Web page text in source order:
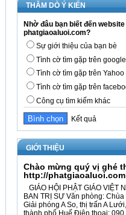
THĂM DÒ Ý KIẾN
Nhờ đâu bạn biết đến website
phatgiaoaluoi.com?
Sự giới thiệu của bạn bè
Tình cờ tìm gặp trên google
Tình cờ tìm gặp trên Yahoo
Tình cờ tìm gặp trên
Công cụ tìm kiếm khác
Kết quả
GIỚI THIỆU
Chào mừng quý vị ghé
http://phatgiaoaluoi.com
GIÁO HỘI PHẬT GIÁO VIỆT
BAN TRỊ SỰ Văn phòng:
Giải phóng A So, thị trấn A